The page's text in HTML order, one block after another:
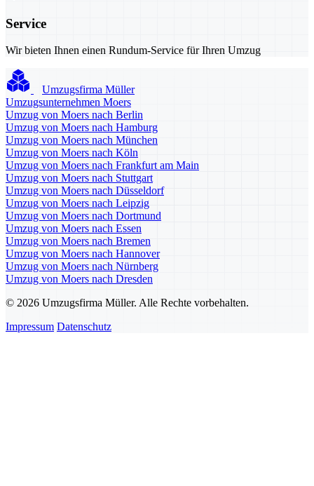
Service
Wir bieten Ihnen einen Rundum-Service für Ihren Umzug
Umzugsfirma Müller
Umzugsunternehmen Moers
Umzug von Moers nach Berlin
Umzug von Moers nach Hamburg
Umzug von Moers nach München
Umzug von Moers nach Köln
Umzug von Moers nach Frankfurt am Main
Umzug von Moers nach Stuttgart
Umzug von Moers nach Düsseldorf
Umzug von Moers nach Leipzig
Umzug von Moers nach Dortmund
Umzug von Moers nach Essen
Umzug von Moers nach Bremen
Umzug von Moers nach Hannover
Umzug von Moers nach Nürnberg
Umzug von Moers nach Dresden
© 2026 Umzugsfirma Müller. Alle Rechte vorbehalten.
Impressum Datenschutz